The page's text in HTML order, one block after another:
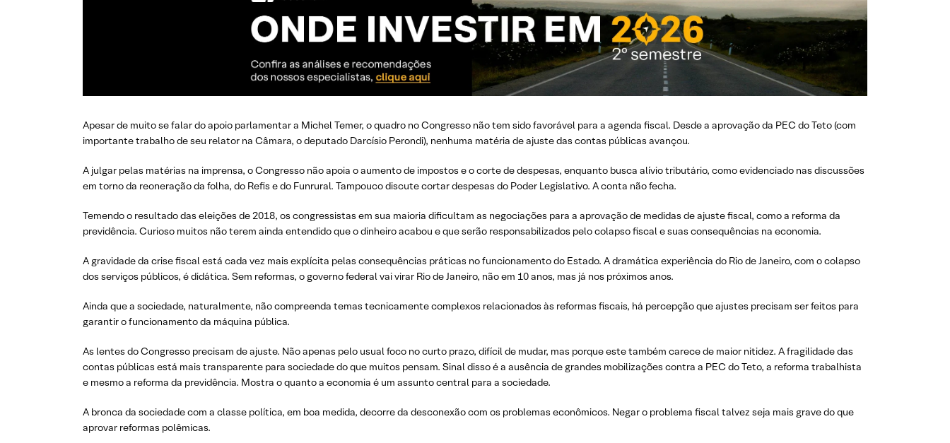
Apesar de muito se falar do apoio parlamentar a Michel Temer, o quadro no Congresso não tem sido favorável para a agenda fiscal. Desde a aprovação da PEC do Teto (com
importante trabalho de seu relator na Câmara, o deputado Darcísio Perondi), nenhuma matéria de ajuste das contas públicas avançou.
A julgar pelas matérias na imprensa, o Congresso não apoia o aumento de impostos e o corte de despesas, enquanto busca alívio tributário, como evidenciado nas discussões
em torno da reoneração da folha, do Refis e do Funrural. Tampouco discute cortar despesas do Poder Legislativo. A conta não fecha.
Temendo o resultado das eleições de 2018, os congressistas em sua maioria dificultam as negociações para a aprovação de medidas de ajuste fiscal, como a reforma da
previdência. Curioso muitos não terem ainda entendido que o dinheiro acabou e que serão responsabilizados pelo colapso fiscal e suas consequências na economia.
A gravidade da crise fiscal está cada vez mais explícita pelas consequências práticas no funcionamento do Estado. A dramática experiência do Rio de Janeiro, com o colapso
dos serviços públicos, é didática. Sem reformas, o governo federal vai virar Rio de Janeiro, não em 10 anos, mas já nos próximos anos.
Ainda que a sociedade, naturalmente, não compreenda temas tecnicamente complexos relacionados às reformas fiscais, há percepção que ajustes precisam ser feitos para
garantir o funcionamento da máquina pública.
As lentes do Congresso precisam de ajuste. Não apenas pelo usual foco no curto prazo, difícil de mudar, mas porque este também carece de maior nitidez. A fragilidade das
contas públicas está mais transparente para sociedade do que muitos pensam. Sinal disso é a ausência de grandes mobilizações contra a PEC do Teto, a reforma trabalhista
e mesmo a reforma da previdência. Mostra o quanto a economia é um assunto central para a sociedade.
A bronca da sociedade com a classe política, em boa medida, decorre da desconexão com os problemas econômicos. Negar o problema fiscal talvez seja mais grave do que
aprovar reformas polêmicas.